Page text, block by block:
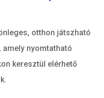
otthon játszható
amely nyomtatható
keresztül elérhető